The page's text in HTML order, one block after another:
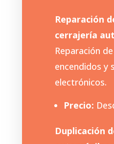
Reparación
cerrajería
Reparación
encendidos y
electrónicos.
Precio:
Duplicación